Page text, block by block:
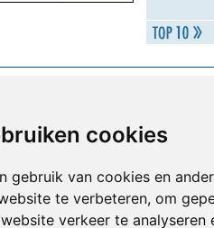
cookies
gebruik van cookies en
te verbeteren, om
verkeer te